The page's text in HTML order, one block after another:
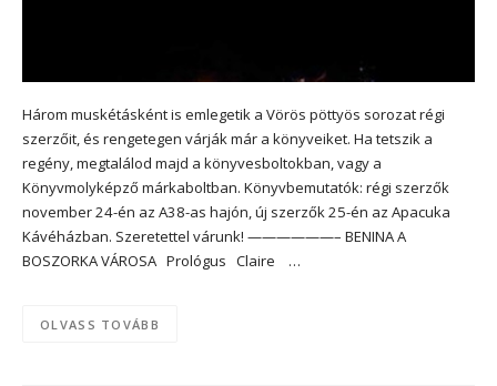
Három muskétásként is emlegetik a Vörös pöttyös sorozat régi
szerzőit, és rengetegen várják már a könyveiket. Ha tetszik a
regény, megtalálod majd a könyvesboltokban, vagy a
Könyvmolyképző márkaboltban. Könyvbemutatók: régi szerzők
november 24-én az A38-as hajón, új szerzők 25-én az Apacuka
Kávéházban. Szeretettel várunk! ——————– BENINA A
BOSZORKA VÁROSA Prológus Claire …
OLVASS TOVÁBB